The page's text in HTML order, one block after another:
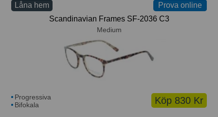
Prova online
Prova online
Låna hem
Scandinavian Frames SF-2036 C3
Medium
Köp 830 Kr
Progressiva
Bifokala